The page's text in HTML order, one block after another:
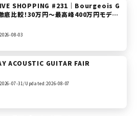
SHOPPING #231｜Bourgeois G
比較！30万円〜最高峰400万円モデル
ズ】08-03
ACOUSTIC GUITAR FAIR
07-31/Updated:2026-08-07